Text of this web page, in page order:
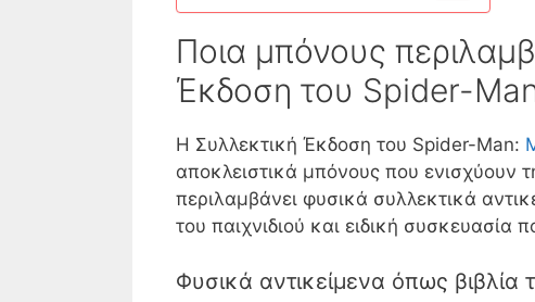
Ποια μπόνους
Έκδοση του Spider-
Η Συλλεκτική Έκδοση του Spider-Man:
αποκλειστικά μπόνους που ενισχύουν
περιλαμβάνει φυσικά συλλεκτικά
του παιχνιδιού και ειδική
Φυσικά αντικείμενα όπως βιβλία